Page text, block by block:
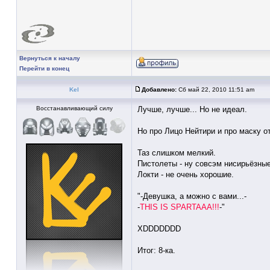
Вернуться к началу
Перейти в конец
Kel Добавлено: Сб май 22, 2010 11:51 am
Восстанавливающий силу Лучше, лучше... Но не идеал.
Но про Лицо Нейтири и про маску
Таз слишком мелкий.
Пистолеты - ну совсэм
Локти - не очень хорошие.
"-Девушка, а можно с вами...-
-THIS IS SPARTAAA!!!-"
XDDDDDDD
Итог: 8-ка.